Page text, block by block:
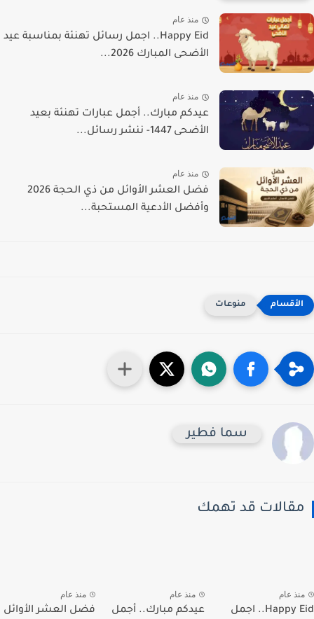
منذ عام
Happy Eid.. اجمل رسائل تهنئة بمناسبة عيد
الأضحى المبارك 2026...
منذ عام
عيدكم مبارك.. أجمل عبارات تهنئة بعيد
الأضحى 1447- ننشر رسائل...
منذ عام
فضل العشر الأوائل من ذي الحجة 2026
وأفضل الأدعية المستحبة...
منوعات
سما فطير
قد تهمك
عام
Happy Eid.. اجمل
منذ عام
عيدكم مبارك.. أجمل
منذ عام
فضل العشر الأوائل